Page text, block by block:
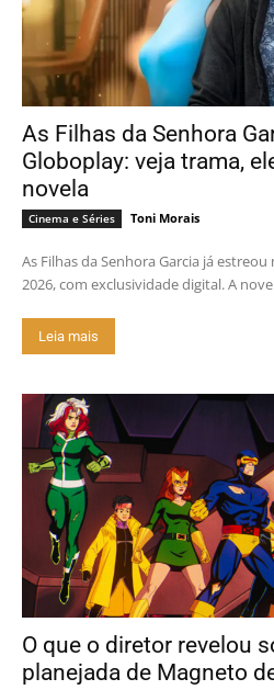
As Filhas da Senhora
Globoplay: veja trama,
novela
Cinema e Séries Toni Morais
As Filhas da Senhora Garcia já
2026, com exclusividade digital. A
Leia mais
O que o diretor revelou
planejada de Magneto